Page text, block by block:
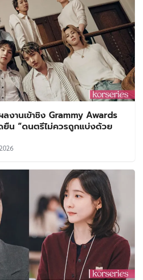
ลงานเข้าชิง Grammy Awards
น “ดนตรีไม่ควรถูกแบ่งด้วย